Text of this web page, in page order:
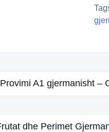
Provimi A1 gjermanisht –
dhe Perimet